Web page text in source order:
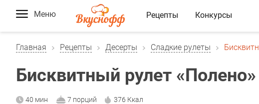
Меню Рецепты Конкурсы
Главная Рецепты Десерты Сладкие рулеты
Бисквитный рулет «Полено»
40 мин 7 порций 376 Ккал